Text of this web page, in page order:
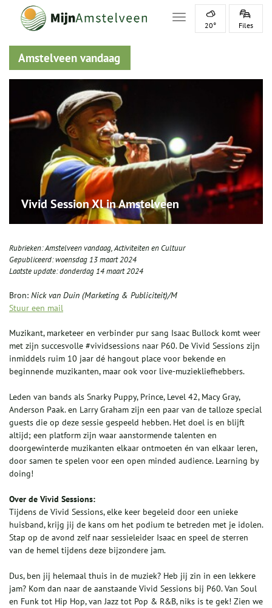
Toggle navigation
20° Files
Amstelveen vandaag
Vivid Session Xl in Amstelveen
Rubrieken:Amstelveen vandaag,Activiteiten en Cultuur
Gepubliceerd:woensdag 13 maart 2024
Laatste update:donderdag 14 maart 2024
Bron: Nick van Duin (Marketing & Publiciteit)/M
Stuur een mail
Muzikant, marketeer en verbinder pur sang Isaac Bullock komt weer
met zijn succesvolle #vividsessions naar P60. De Vivid Sessions zijn
inmiddels ruim 10 jaar dé hangout place voor bekende en
beginnende muzikanten, maar ook voor live-muziekliefhebbers.
Leden van bands als Snarky Puppy, Prince, Level 42, Macy Gray,
Anderson Paak. en Larry Graham zijn een paar van de talloze special
guests die op deze sessie gespeeld hebben. Het doel is en blijft
altijd; een platform zijn waar aanstormende talenten en
doorgewinterde muzikanten elkaar ontmoeten én van elkaar leren,
door samen te spelen voor een open minded audience. Learning by
doing!
Over de Vivid Sessions:
Tijdens de Vivid Sessions, elke keer begeleid door een unieke
huisband, krijg jij de kans om het podium te betreden met je idolen.
Stap op de avond zelf naar sessieleider Isaac en speel de sterren
van de hemel tijdens deze bijzondere jam.
Dus, ben jij helemaal thuis in de muziek? Heb jij zin in een lekkere
jam? Kom dan naar de aanstaande Vivid Sessions bij P60. Van Soul
en Funk tot Hip Hop, van Jazz tot Pop & R&B, niks is te gek! Zien we